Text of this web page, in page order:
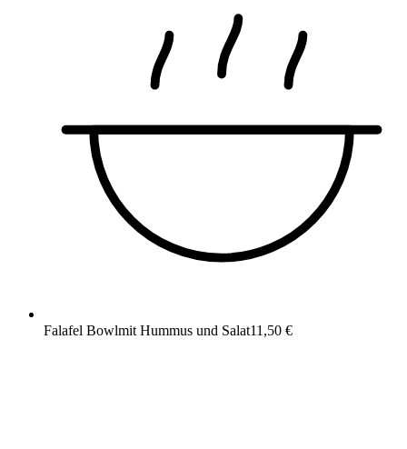
Falafel Bowlmit Hummus und Salat11,50 €